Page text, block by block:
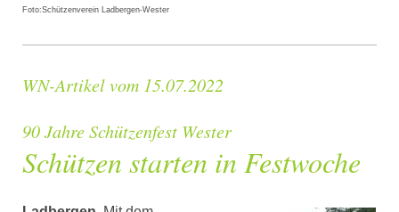
Foto:Schützenverein Ladbergen-Wester
WN-Artikel vom 15.07.2022
90 Jahre Schützenfest Wester
Schützen starten in Festwoche